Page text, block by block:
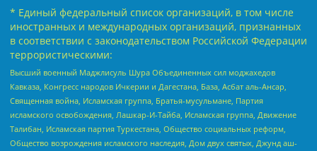
* Единый федеральный список организаций, в том числе
иностранных и международных организаций, признанных
в соответствии с законодательством Российской Федерации
террористическими:
Высший военный Маджлисуль Шура Объединенных сил моджахедов
Кавказа, Конгресс народов Ичкерии и Дагестана, База, Асбат аль-Ансар,
Священная война, Исламская группа, Братья-мусульмане, Партия
исламского освобождения, Лашкар-И-Тайба, Исламская группа, Движение
Талибан, Исламская партия Туркестана, Общество социальных реформ,
Общество возрождения исламского наследия, Дом двух святых, Джунд аш-